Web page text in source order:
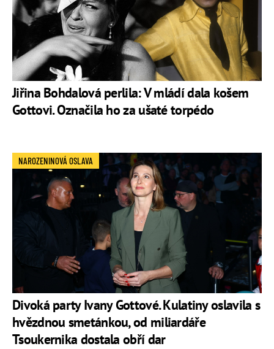
Jiřina Bohdalová perlila: V mládí dala košem
Gottovi. Označila ho za ušaté torpédo
Divoká party Ivany Gottové. Kulatiny oslavila s
hvězdnou smetánkou, od miliardáře
Tsoukernika dostala obří dar
NAROZENINOVÁ OSLAVA